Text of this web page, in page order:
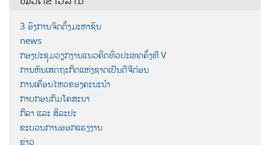
3 ອົງການຈັດຕັ້ງມະຫາຊົນ
news
ກອງປະຊຸມວຽກງານແນວຄິດທົ່ວປະເທດຄັ້ງທີ V
ການຫັນເສດຖະກິດແຫ່ງຊາດເປັນດີຈີຕ໋ອນ
ການເຄື່ອນໄຫວຂອງຄະນະນຳ
ກາບກອນກົມໂຄສະນາ
ກິລາ ແລະ ສິລະປະ
ຂະບວນການອອກແຮງງານ
ຂ່າວ